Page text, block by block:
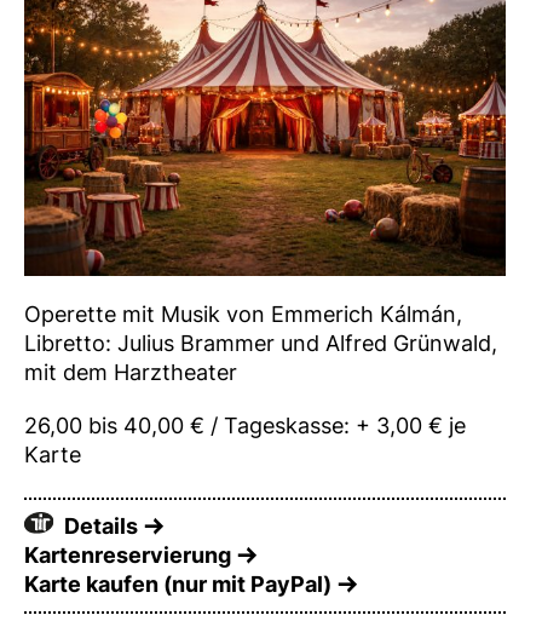
Operette mit Musik von Emmerich Kálmán,
Libretto: Julius Brammer und Alfred Grünwald,
mit dem Harztheater
26,00 bis 40,00 € / Tageskasse: + 3,00 € je
Karte
Details
Kartenreservierung
Karte kaufen (nur mit PayPal)